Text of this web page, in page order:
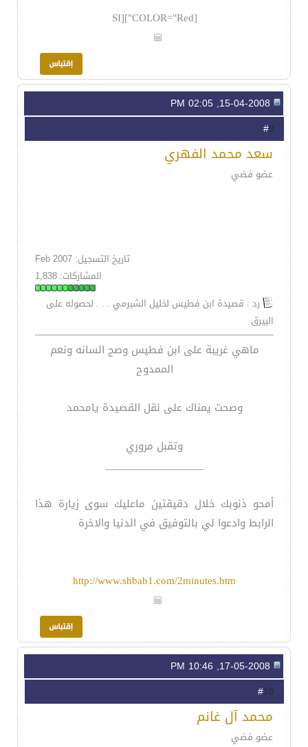
[COLOR="Red"][SI
9
سعد محمد الفهري
عضو فضي
تاريخ التسجيل: Feb 2007
المشاركات: 1,838
رد : قصيدة ابن فطيس لخليل الشبرمي . . . لحصوله على
البيرق
ماهي غريبة على ابن فطيس وصح السانه ونعم
الممدوح
وصحت يمناك على نقل القصيدة يامحمد
وتقبل مروري
__________________
أمحو ذنوبك خلال دقيقتين ماعليك سوى زيارة هذا
الرابط وادعوا لي بالتوفيق في الدنيا والاخرة
http://www.shbab1.com/2minutes.htm
10
محمد آل غانم
عضو فضي